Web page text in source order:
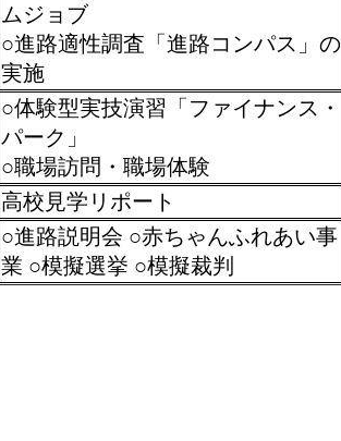
ムジョブ
○進路適性調査「進路コンパス」の
実施
○体験型実技演習「ファイナンス・
パーク」
○職場訪問・職場体験
高校見学リポート
○進路説明会 ○赤ちゃんふれあい事
業 ○模擬選挙 ○模擬裁判